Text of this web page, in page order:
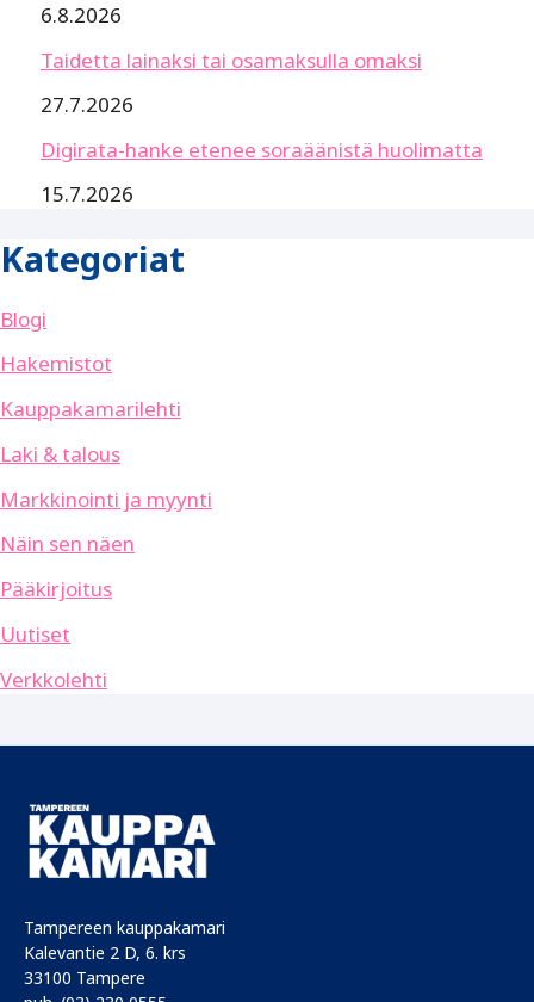
6.8.2026
Taidetta lainaksi tai osamaksulla omaksi
27.7.2026
Digirata-hanke etenee soraäänistä huolimatta
15.7.2026
Kategoriat
Blogi
Hakemistot
Kauppakamarilehti
Laki & talous
Markkinointi ja myynti
Näin sen näen
Pääkirjoitus
Uutiset
Verkkolehti
Tampereen kauppakamari
Kalevantie 2 D, 6. krs
33100 Tampere